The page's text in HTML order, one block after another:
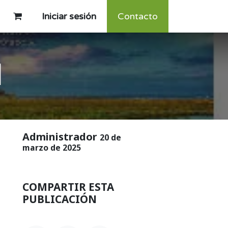
Iniciar sesión Contacto
Administrador 20 de
marzo de 2025
COMPARTIR ESTA
PUBLICACIÓN